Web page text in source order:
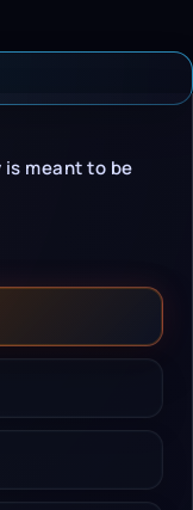
meant to be